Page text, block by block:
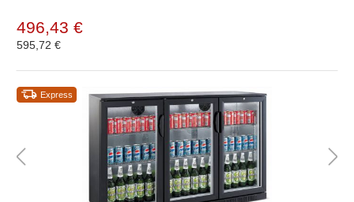
496,43 €
595,72 €
Express